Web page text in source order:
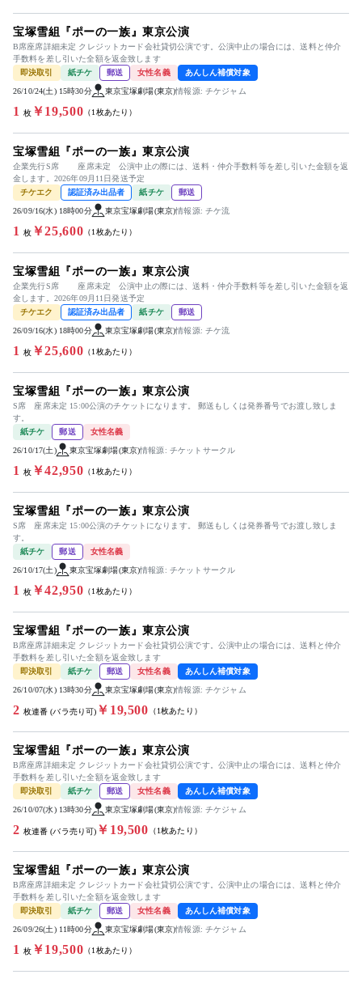
宝塚雪組『ポーの一族』東京公演
B席座席詳細未定 クレジットカード会社貸切公演です。公演中止の場合には、送料と仲介
手数料を差し引いた全額を返金致します
即決取引
紙チケ 郵送 女性名義 あんしん補償対象
26/10/24(土) 15時30分 東京宝塚劇場(東京)情報源: チケジャム
1 枚￥19,500 （1枚あたり）
宝塚雪組『ポーの一族』東京公演
企業先行S席 座席未定 公演中止の際には、送料・仲介手数料等を差し引いた金額を返
金します。2026年09月11日発送予定
チケエク
認証済み出品者 紙チケ 郵送
26/09/16(水) 18時00分 東京宝塚劇場(東京)情報源: チケ流
1 枚￥25,600 （1枚あたり）
宝塚雪組『ポーの一族』東京公演
企業先行S席 座席未定 公演中止の際には、送料・仲介手数料等を差し引いた金額を返
金します。2026年09月11日発送予定
チケエク
認証済み出品者 紙チケ 郵送
26/09/16(水) 18時00分 東京宝塚劇場(東京)情報源: チケ流
1 枚￥25,600 （1枚あたり）
宝塚雪組『ポーの一族』東京公演
S席 座席未定 15:00公演のチケットになります。 郵送もしくは発券番号でお渡し致しま
す。
紙チケ
郵送 女性名義
26/10/17(土) 東京宝塚劇場(東京)情報源: チケットサークル
1 枚￥42,950 （1枚あたり）
宝塚雪組『ポーの一族』東京公演
S席 座席未定 15:00公演のチケットになります。 郵送もしくは発券番号でお渡し致しま
す。
紙チケ
郵送 女性名義
26/10/17(土) 東京宝塚劇場(東京)情報源: チケットサークル
1 枚￥42,950 （1枚あたり）
宝塚雪組『ポーの一族』東京公演
B席座席詳細未定 クレジットカード会社貸切公演です。公演中止の場合には、送料と仲介
手数料を差し引いた全額を返金致します
即決取引
紙チケ 郵送 女性名義 あんしん補償対象
26/10/07(水) 13時30分 東京宝塚劇場(東京)情報源: チケジャム
2 枚連番 (バラ売り可) ￥19,500 （1枚あたり）
宝塚雪組『ポーの一族』東京公演
B席座席詳細未定 クレジットカード会社貸切公演です。公演中止の場合には、送料と仲介
手数料を差し引いた全額を返金致します
即決取引
紙チケ 郵送 女性名義 あんしん補償対象
26/10/07(水) 13時30分 東京宝塚劇場(東京)情報源: チケジャム
2 枚連番 (バラ売り可) ￥19,500 （1枚あたり）
宝塚雪組『ポーの一族』東京公演
B席座席詳細未定 クレジットカード会社貸切公演です。公演中止の場合には、送料と仲介
手数料を差し引いた全額を返金致します
即決取引
紙チケ 郵送 女性名義 あんしん補償対象
26/09/26(土) 11時00分 東京宝塚劇場(東京)情報源: チケジャム
1 枚￥19,500 （1枚あたり）